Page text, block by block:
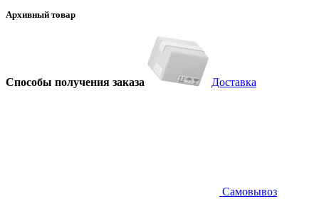
Архивный товар
Способы получения заказа Доставка
Самовывоз